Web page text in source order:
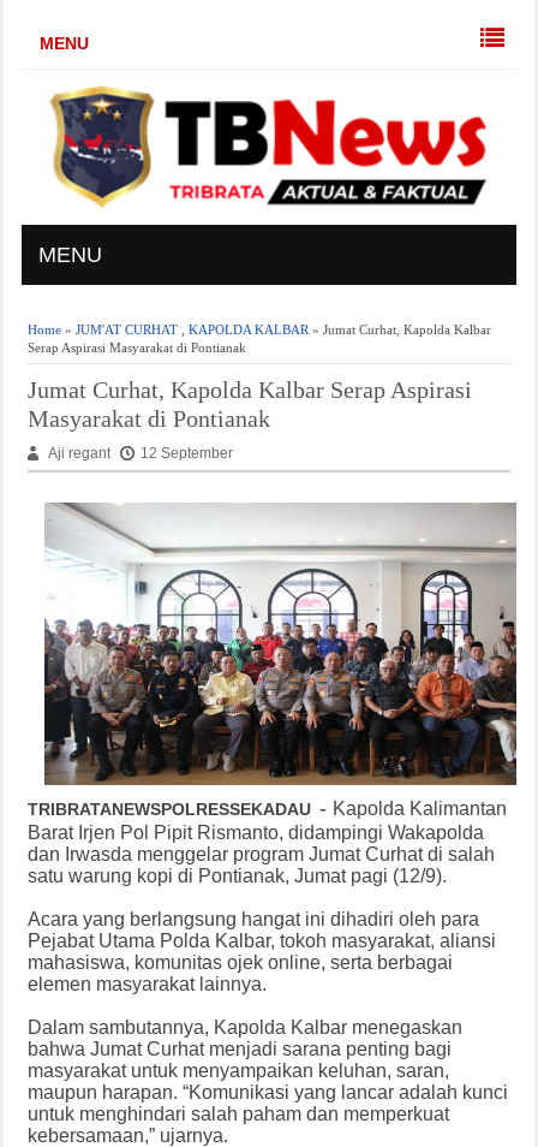
MENU
MENU
Home» JUM'AT CURHAT, KAPOLDA KALBAR » Jumat Curhat, Kapolda Kalbar
Serap Aspirasi Masyarakat di Pontianak
Jumat Curhat, Kapolda Kalbar Serap Aspirasi
Masyarakat di Pontianak
Aji regant 12 September
TRIBRATANEWSPOLRESSEKADAU - Kapolda Kalimantan
Barat Irjen Pol Pipit Rismanto, didampingi Wakapolda
dan Irwasda menggelar program Jumat Curhat di salah
satu warung kopi di Pontianak, Jumat pagi (12/9).
Acara yang berlangsung hangat ini dihadiri oleh para
Pejabat Utama Polda Kalbar, tokoh masyarakat, aliansi
mahasiswa, komunitas ojek online, serta berbagai
elemen masyarakat lainnya.
Dalam sambutannya, Kapolda Kalbar menegaskan
bahwa Jumat Curhat menjadi sarana penting bagi
masyarakat untuk menyampaikan keluhan, saran,
maupun harapan. “Komunikasi yang lancar adalah kunci
untuk menghindari salah paham dan memperkuat
kebersamaan,” ujarnya.